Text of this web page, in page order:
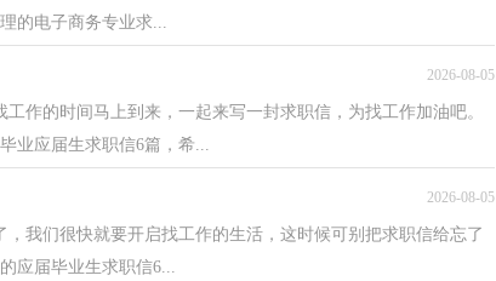
的电子商务专业求...
2026-08-05
作的时间马上到来，一起来写一封求职信，为找工作加油吧。
业应届生求职信6篇，希...
2026-08-05
我们很快就要开启找工作的生活，这时候可别把求职信给忘了
应届毕业生求职信6...